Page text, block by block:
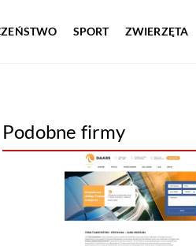
SPORT ZWIERZĘTA
Podobne firmy